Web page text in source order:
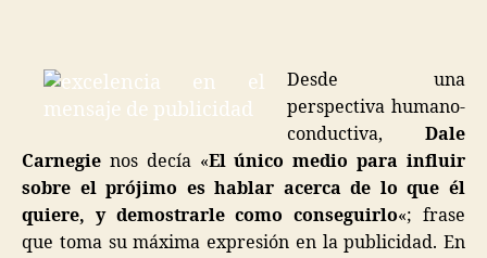
Desde una
perspectiva humano-
conductiva, Dale
Carnegie nos decía «El único medio para influir
sobre el prójimo es hablar acerca de lo que él
quiere, y demostrarle como conseguirlo«; frase
que toma su máxima expresión en la publicidad. En